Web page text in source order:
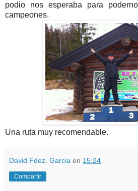
podio nos esperaba para
campeones.
Una ruta muy recomendable.
David Fdez. Garcia en 15:24
Compartir